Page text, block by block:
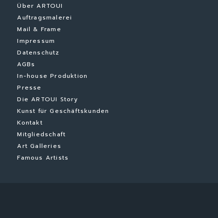
Über ARTOUI
Auftragsmalerei
Mail & Frame
Impressum
Datenschutz
AGBs
In-house Produktion
Presse
Die ARTOUI Story
Kunst für Geschäftskunden
Kontakt
Mitgliedschaft
Art Galleries
Famous Artists